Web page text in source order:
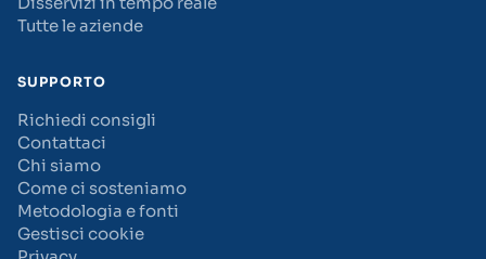
Tutte le aziende
SUPPORTO
Richiedi consigli
Contattaci
Chi siamo
Come ci sosteniamo
Metodologia e fonti
Gestisci cookie